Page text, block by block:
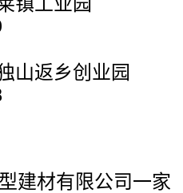
山返乡创业园
建材有限公司一家